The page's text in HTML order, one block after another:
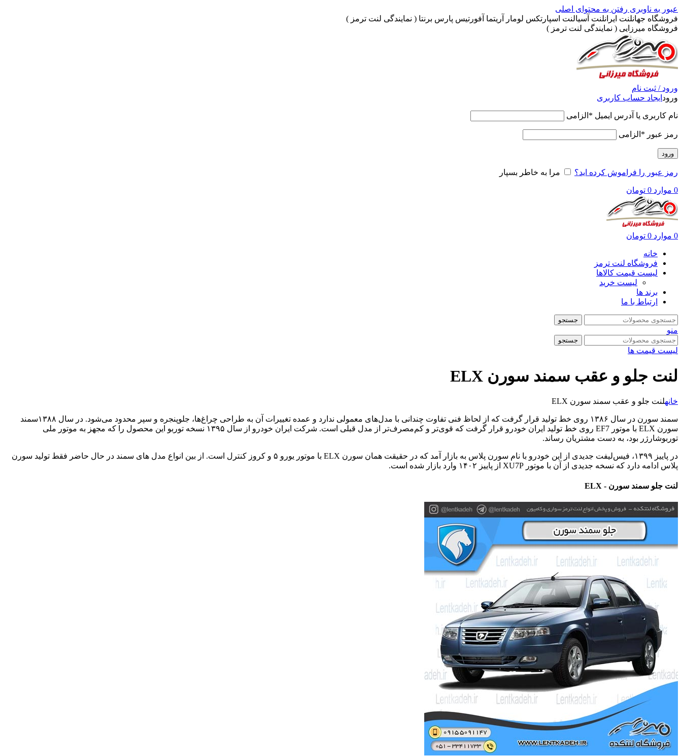
عبور به ناوبری رفتن به محتوای اصلی
فروشگاه جهانلنت ایرانلنت آسیالنت اسپارتکس لومار آریتما آفورتیس پارس برنتا ( نمایندگی لنت ترمز )
فروشگاه میرزایی ( نمایندگی لنت ترمز )
ورود / ثبت نام
ورود ایجاد حساب کاربری
نام کاربری یا آدرس ایمیل * الزامی
رمز عبور * الزامی
ورود
رمز عبور را فراموش کرده اید؟ مرا به خاطر بسپار
0 موارد 0 تومان
0 موارد 0 تومان
خانه
فروشگاه لنت ترمز
لیست قیمت کالاها
لیست خرید
برند ها
ارتباط با ما
جستجو
منو
جستجو
لیست قیمت ها
لنت جلو و عقب سمند سورن ELX
خانهلنت جلو و عقب سمند سورن ELX
سمند سورن در سال ۱۳۸۶ روی خط تولید قرار گرفت که از لحاظ فنی تفاوت چندانی با مدل‌های معمولی ندارد و عمده تغییرات آن به طراحی چراغ‌ها، جلوپنجره و سپر محدود می‌شود. در سال ۱۳۸۸سمند
سورن ELX با موتور EF7 روی خط تولید ایران خودرو قرار گرفت که قوی‌تر و کم‌مصرف‌تر از مدل قبلی است. شرکت ایران خودرو از سال ۱۳۹۵ نسخه توربو این محصول را که مجهز به موتور ملی
توربوشارژر بود، به دست مشتریان رساند.
در پاییز ۱۳۹۹، فیس‌لیفت جدیدی از این خودرو با نام سورن پلاس به بازار آمد که در حقیقت همان سورن ELX با موتور یورو ۵ و کروز کنترل است. از بین انواع مدل های سمند در حال حاضر فقط تولید سورن
پلاس ادامه دارد که نسخه جدیدی از آن با موتور XU7P از پاییز ۱۴۰۲ وارد بازار شده است.
لنت جلو سمند سورن - ELX